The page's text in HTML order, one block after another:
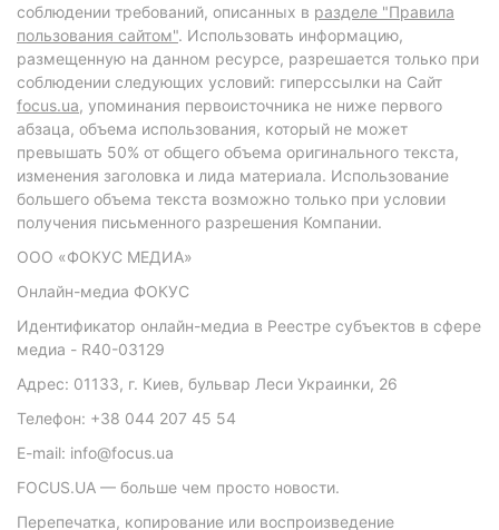
соблюдении требований, описанных в разделе "Правила
пользования сайтом". Использовать информацию,
размещенную на данном ресурсе, разрешается только при
соблюдении следующих условий: гиперссылки на Сайт
focus.ua, упоминания первоисточника не ниже первого
абзаца, объема использования, который не может
превышать 50% от общего объема оригинального текста,
изменения заголовка и лида материала. Использование
большего объема текста возможно только при условии
получения письменного разрешения Компании.
ООО «ФОКУС МЕДИА»
Онлайн-медиа ФОКУС
Идентификатор онлайн-медиа в Реестре субъектов в сфере
медиа - R40-03129
Адрес: 01133, г. Киев, бульвар Леси Украинки, 26
Телефон: +38 044 207 45 54
E-mail: info@focus.ua
FOCUS.UA — больше чем просто новости.
Перепечатка, копирование или воспроизведение